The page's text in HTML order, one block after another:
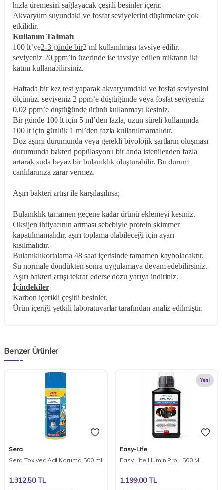
hızla üremesini sağlayacak çeşitli besinler içerir.
Akvaryum suyundaki ve fosfat seviyelerini düşürmekte çok
etkilidir.
Kullanım Talimatı
100 lt’ye2-3 günde bir2 ml kullanılması tavsiye edilir.
seviyeniz 20 ppm’in üzerinde ise tavsiye edilen miktarın iki
katını kullanabilirsiniz.
Haftada bir kez test yaparak akvaryumdaki ve fosfat seviyesini
ölçünüz. seviyeniz 2 ppm’e düştüğünde veya fosfat seviyeniz
0,02 ppm’e düştüğünde ürünü kullanmayı kesiniz.
Bir günde 100 lt için 5 ml’den fazla, uzun süreli kullanımda
100 lt için günlük 1 ml’den fazla kullanılmamalıdır.
Doz aşımı durumunda veya gerekli biyolojik şartların oluşması
durumunda bakteri popülasyonu bir anda istenilenden fazla
artarak suda beyaz bir bulanıklık oluşturabilir. Bu durum
canlılarınıza zarar vermez.
Aşırı bakteri artışı ile karşılaşılırsa;
Bulanıklık tamamen geçene kadar ürünü eklemeyi kesiniz.
Oksijen ihtiyacının artması sebebiyle protein skimmer
kapatılmamalıdır, aşırı toplama olabileceği için ayarı
kısılmalıdır.
Bulanıklıkortalama 48 saat içerisinde tamamen kaybolacaktır.
Su normale döndükten sonra uygulamaya devam edebilirsiniz.
Aşırı bakteri artışı tekrar ederse dozu yarıya indiriniz.
İçindekiler
Karbon içerikli çeşitli besinler.
Ürün içeriği yetkili laboratuvarlar tarafından analiz edilmiştir.
Benzer Ürünler
Sera
Sera Toxivec Acil Koruma 500 ml
1.312,50TL
Yeni
Easy-Life
Easy Life Humin Pro+ 500 ML
1.199,00TL